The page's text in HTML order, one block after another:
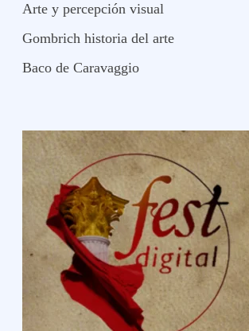
Arte y percepción visual
Gombrich historia del arte
Baco de Caravaggio